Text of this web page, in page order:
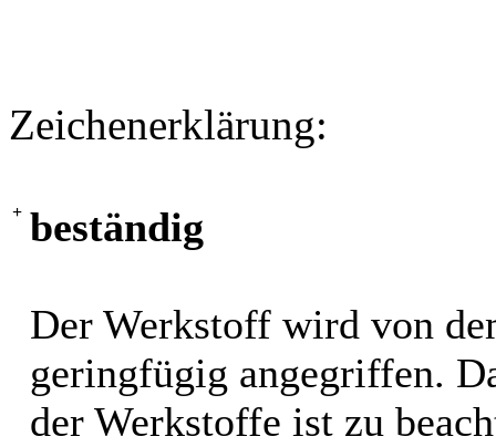
Zeichenerklärung:
+ beständig
Der Werkstoff wird von
geringfügig angegriffen.
der Werkstoffe ist zu